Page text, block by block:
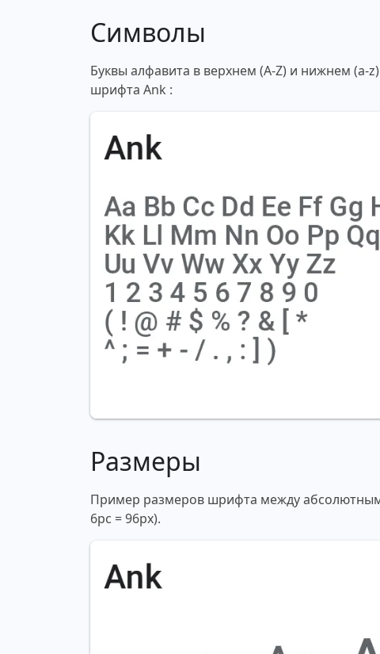
Символы
Буквы алфавита в верхнем (A-Z) и нижнем
шрифта Ank :
Размеры
Пример размеров шрифта между
6pc = 96px).